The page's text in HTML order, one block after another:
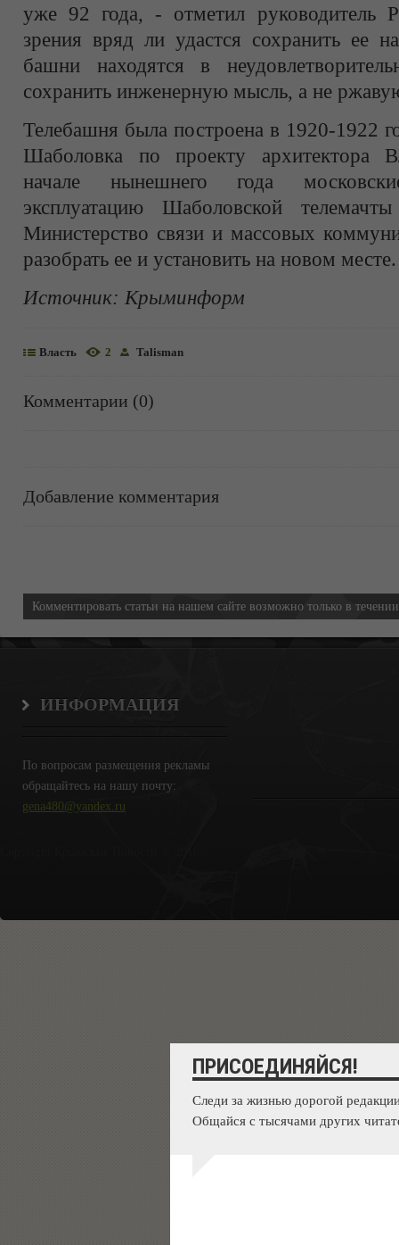
уже 92 года, - отметил
зрения вряд ли удастся сохранить ее
башни находятся в
сохранить инженерную мысль, а не
Телебашня была построена в 1920-1922
Шаболовка по проекту архитектора
начале нынешнего года
эксплуатацию Шаболовской
Министерство связи и массовых
разобрать ее и установить на новом месте.
Источник: Крыминформ
Власть 2 Talisman
Комментарии (0)
Добавление комментария
Комментировать статьи на нашем сайте возможно только в
ИНФОРМАЦИЯ
По вопросам размещения рекламы
обращайтесь на нашу почту:
gena480@yandex.ru
ПРИСОЕДИНЯЙСЯ!
Следи за жизнью дорогой
Общайся с тысячами других